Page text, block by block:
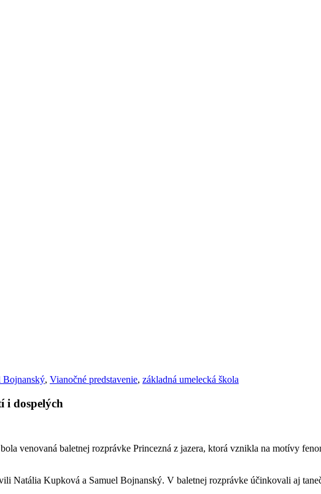
Bojnanský, Vianočné predstavenie, základná umelecká škola
i dospelých
venovaná baletnej rozprávke Princezná z jazera, ktorá vznikla na motívy
Natália Kupková a Samuel Bojnanský. V baletnej rozprávke účinkovali aj